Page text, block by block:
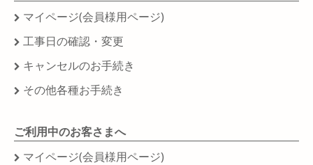
マイページ(会員様用ページ)
工事日の確認・変更
キャンセルのお手続き
その他各種お手続き
ご利用中のお客さまへ
マイページ(会員様用ページ)